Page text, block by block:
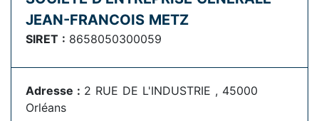
JEAN-FRANCOIS METZ
SIRET : 8658050300059
Adresse : 2 RUE DE L'INDUSTRIE , 45000
Orléans